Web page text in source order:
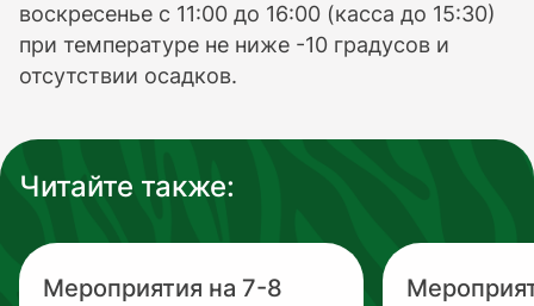
воскресенье с 11:00 до 16:00 (касса до 15:30)
при температуре не ниже -10 градусов и
отсутствии осадков.
Читайте также:
Мероприятия на 7-8